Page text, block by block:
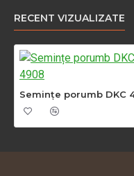
RECENT VIZUALIZATE